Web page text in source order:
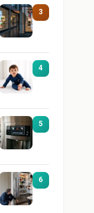
3
4
5
6